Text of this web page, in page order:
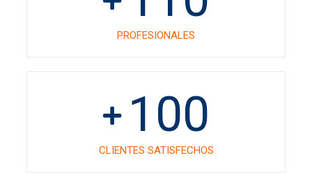
PROFESIONALES
100
CLIENTES SATISFECHOS